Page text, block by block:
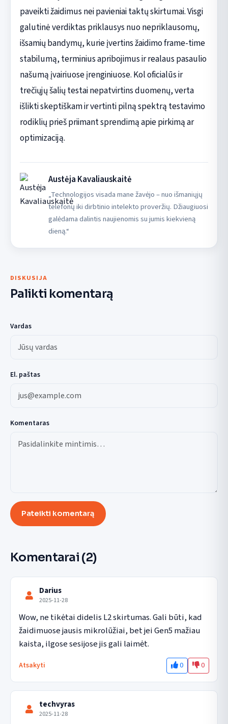
paveikti žaidimus nei pavieniai taktų skirtumai. Visgi
galutinė verdiktas priklausys nuo nepriklausomų,
išsamių bandymų, kurie įvertins žaidimo frame-time
stabilumą, terminius apribojimus ir realaus pasaulio
našumą įvairiuose įrenginiuose. Kol oficialūs ir
trečiųjų šalių testai nepatvirtins duomenų, verta
išlikti skeptiškam ir vertinti pilną spektrą testavimo
rodiklių prieš priimant sprendimą apie pirkimą ar
optimizaciją.
Austėja Kavaliauskaitė
„Technologijos visada mane žavėjo – nuo išmaniųjų
telefonų iki dirbtinio intelekto proveržių. Džiaugiuosi
galėdama dalintis naujienomis su jumis kiekvieną
dieną.“
DISKUSIJA
Palikti komentarą
Vardas
El. paštas
Komentaras
Pateikti komentarą
Komentarai (2)
Darius
2025-11-28
Wow, ne tikėtai didelis L2 skirtumas. Gali būti, kad
žaidimuose jausis mikrolūžiai, bet jei Gen5 mažiau
kaista, ilgose sesijose jis gali laimėt.
Atsakyti 0 0
techvyras
2025-11-28